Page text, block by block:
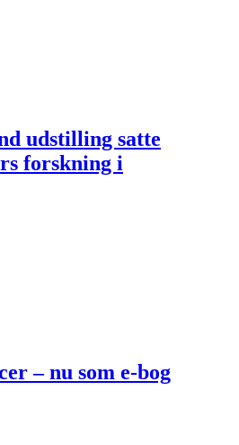
udstilling satte
forskning i
– nu som e-bog